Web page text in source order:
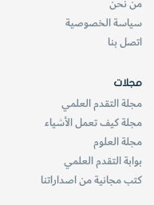
السعر:
أمريكي
/ www.amazon.com
ستحتاج إلى قراءة كتب لا
شهادتك الدراسية. ولكن
من نحن
سياسة الخصوصية
اتصل بنا
مجلات
مجلة التقدم العلمي
مجلة كيف تعمل الأشياء
مجلة العلوم
بوابة التقدم العلمي
كتب مجانية من اصداراتنا